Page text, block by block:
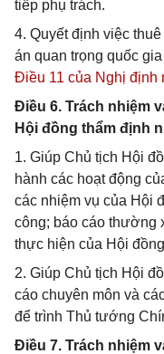
tiếp phụ trách.
4. Quyết định việc
án quan trọng quốc
Điều 11 của Nghị định
Điều 6. Trách nhiệm
Hội đồng thẩm định
1. Giúp Chủ tịch Hội
hành các hoạt động
các nhiệm vụ của Hội
công; báo cáo thường
thực hiện của Hội
2. Giúp Chủ tịch Hội
cáo chuyên môn và
để trình Thủ tướng
Điều 7. Trách nhiệm